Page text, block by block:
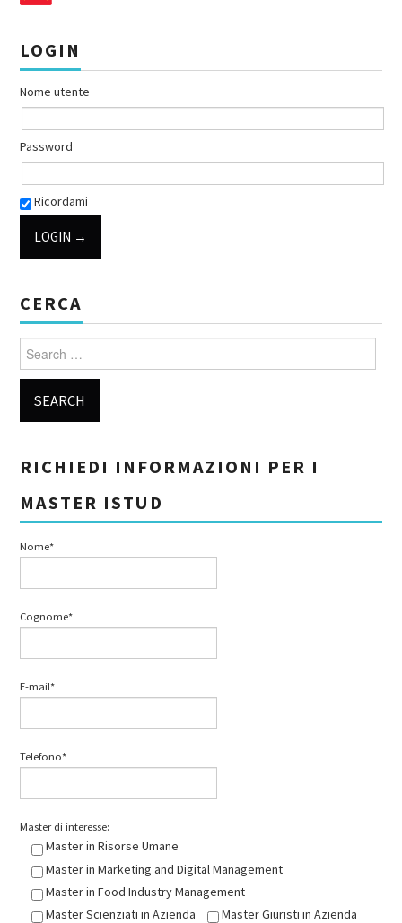
LOGIN
Nome utente
Password
Ricordami
CERCA
Search for:
RICHIEDI INFORMAZIONI PER I
MASTER ISTUD
Nome*
Cognome*
E-mail*
Telefono*
Master di interesse:
Master in Risorse Umane
Master in Marketing and Digital Management
Master in Food Industry Management
Master Scienziati in Azienda
Master Giuristi in Azienda